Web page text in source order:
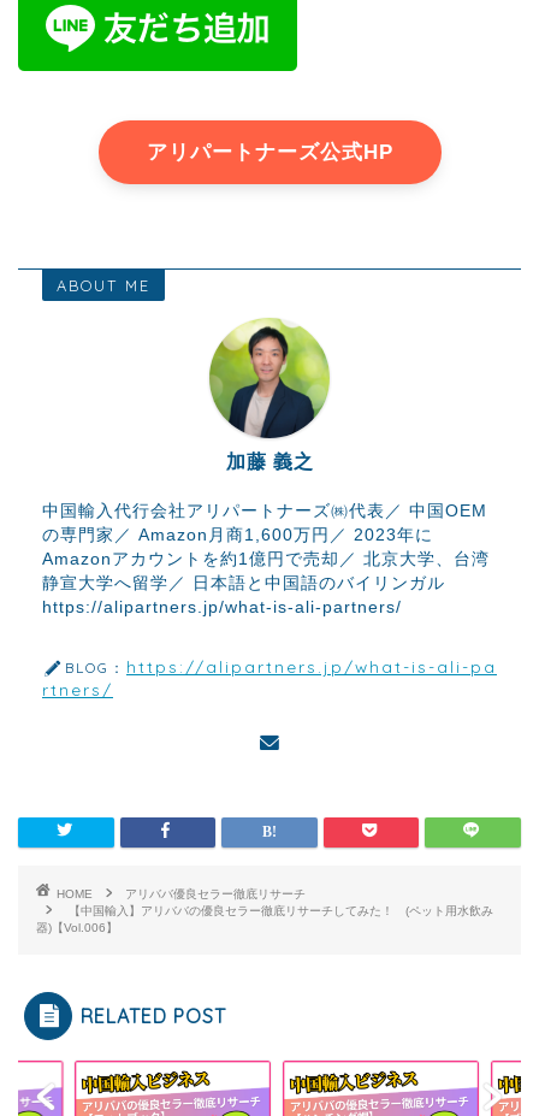
アリパートナーズ公式HP
ABOUT ME
加藤 義之
中国輸入代行会社アリパートナーズ㈱代表／ 中国OEM
の専門家／ Amazon月商1,600万円／ 2023年に
Amazonアカウントを約1億円で売却／ 北京大学、台湾
静宣大学へ留学／ 日本語と中国語のバイリンガル
https://alipartners.jp/what-is-ali-partners/
BLOG： https://alipartners.jp/what-is-ali-pa
rtners/
HOME
アリババ優良セラー徹底リサーチ
【中国輸入】アリババの優良セラー徹底リサーチしてみた！ (ペット用水飲み
器)【Vol.006】
RELATED POST